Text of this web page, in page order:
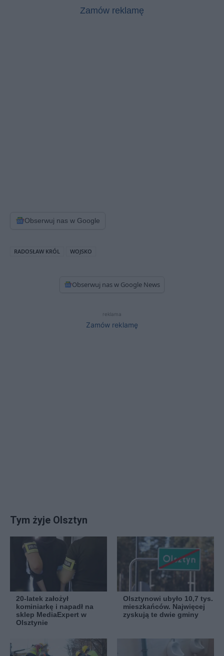
Zamów reklamę
Obserwuj nas w Google
RADOSŁAW KRÓL WOJSKO
Obserwuj nas w Google News
reklama
Zamów reklamę
Tym żyje Olsztyn
20-latek założył
kominiarkę i napadł na
sklep MediaExpert w
Olsztynie
Olsztynowi ubyło 10,7 tys.
mieszkańców. Najwięcej
zyskują te dwie gminy